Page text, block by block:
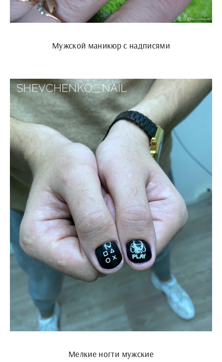
Мужской маникюр с надписями
Мелкие ногти мужские